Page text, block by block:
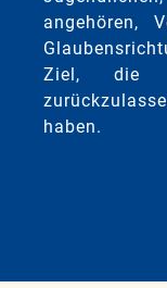
angehören,
Ziel, die
haben.